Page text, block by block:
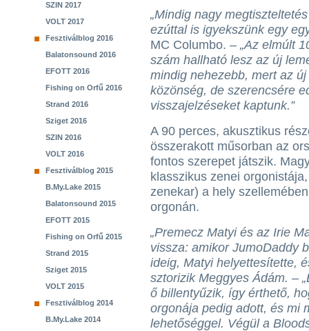
SZIN 2017
VOLT 2017
Fesztiválblog 2016
Balatonsound 2016
EFOTT 2016
Fishing on Orfű 2016
Strand 2016
Sziget 2016
SZIN 2016
VOLT 2016
Fesztiválblog 2015
B.My.Lake 2015
Balatonsound 2015
EFOTT 2015
Fishing on Orfű 2015
Strand 2015
Sziget 2015
VOLT 2015
Fesztiválblog 2014
B.My.Lake 2014
„Mindig nagy
ezúttal is igyekszünk egy
MC Columbo. – „Az elmúlt
szám hallható lesz az új
mindig nehezebb, mert az
közönség, de szerencsére
visszajelzéseket kaptunk.”
A 90 perces, akusztikus
összerakott műsorban az
fontos szerepet játszik.
klasszikus zenei
zenekar) a hely
orgonán.
„Premecz Matyi és az Irie
vissza: amikor JumoDaddy
ideig, Matyi helyettesítette,
sztorizik Meggyes Ádám. –
ő billentyűzik, így érthető,
orgonája pedig adott, és mi
lehetőséggel. Végül a